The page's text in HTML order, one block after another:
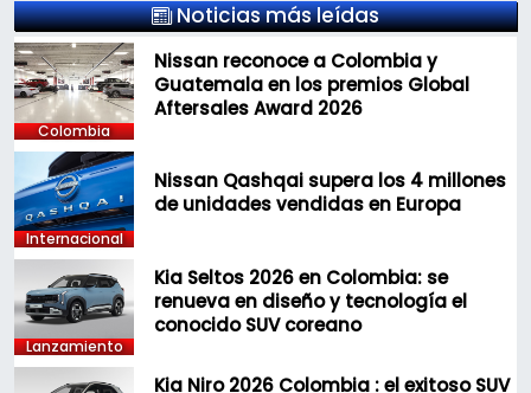
Noticias más leídas
Colombia
Nissan reconoce a Colombia y
Guatemala en los premios Global
Aftersales Award 2026
Internacional
Nissan Qashqai supera los 4 millones
de unidades vendidas en Europa
Lanzamiento
Kia Seltos 2026 en Colombia: se
renueva en diseño y tecnología el
conocido SUV coreano
Kia Niro 2026 Colombia : el exitoso SUV